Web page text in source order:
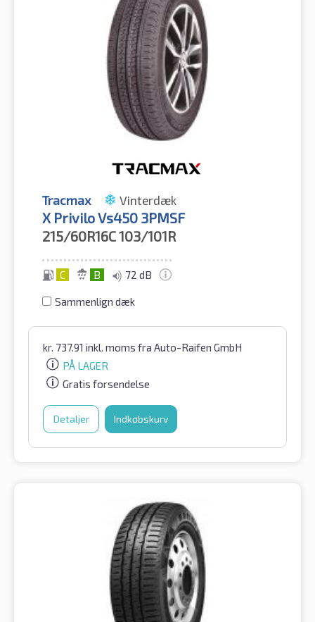
Tracmax Vinterdæk
X Privilo Vs450 3PMSF
215/60R16C103/101R
C B 72 dB
Sammenlign dæk
kr. 737.91 inkl. moms fra Auto-Raifen GmbH
PÅ LAGER
Gratis forsendelse
Detaljer Indkøbskurv